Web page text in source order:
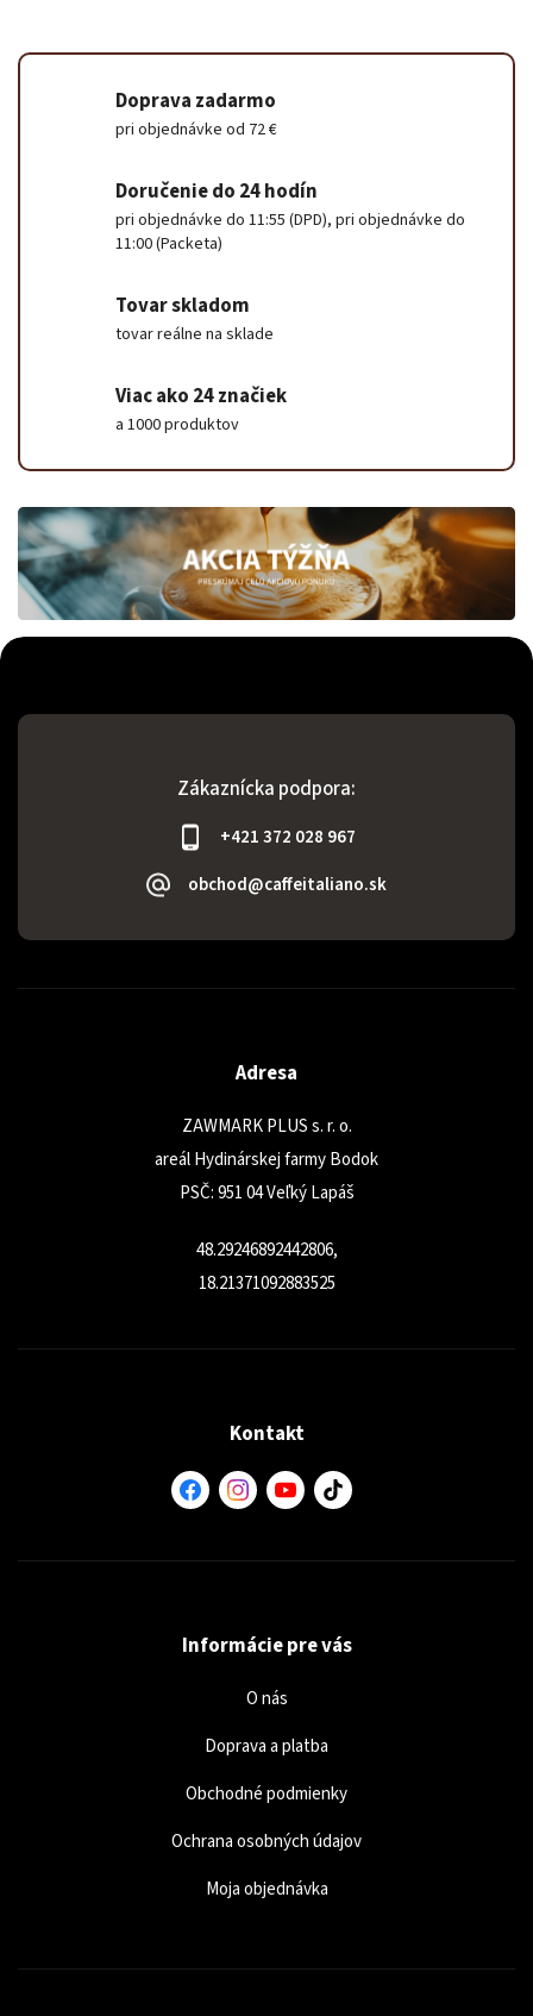
Doprava zadarmo
pri objednávke od 72 €
Doručenie do 24 hodín
pri objednávke do 11:55 (DPD), pri objednávke do
11:00 (Packeta)
Tovar skladom
tovar reálne na sklade
Viac ako 24 značiek
a 1000 produktov
Zákaznícka podpora:
+421 372 028 967
obchod@caffeitaliano.sk
Adresa
ZAWMARK PLUS s. r. o.
areál Hydinárskej farmy Bodok
PSČ: 951 04 Veľký Lapáš
48.29246892442806,
18.21371092883525
Kontakt
Informácie pre vás
O nás
Doprava a platba
Obchodné podmienky
Ochrana osobných údajov
Moja objednávka
Powered by chaterimo